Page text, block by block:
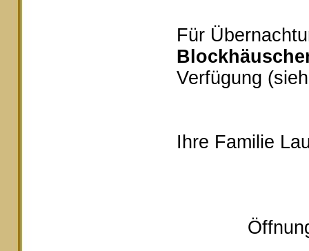
Für
Verfügung
Ihre Familie